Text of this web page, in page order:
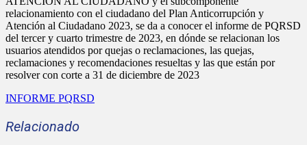
relacionamiento con el ciudadano del Plan Anticorrupción y
Atención al Ciudadano 2023, se da a conocer el informe de PQRSD
del tercer y cuarto trimestre de 2023, en dónde se relacionan los
usuarios atendidos por quejas o reclamaciones, las quejas,
reclamaciones y recomendaciones resueltas y las que están por
resolver con corte a 31 de diciembre de 2023
INFORME PQRSD
Relacionado